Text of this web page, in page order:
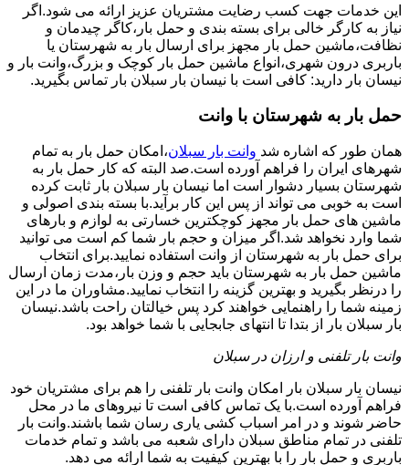
این خدمات جهت کسب رضایت مشتریان عزیز ارائه می شود.اگر
نیاز به کارگر خالی برای بسته بندی و حمل بار،کاگر چیدمان و
نظافت،ماشین حمل بار مجهز برای ارسال بار به شهرستان یا
باربری درون شهری،انواع ماشین حمل بار کوچک و بزرگ،وانت بار و
نیسان بار دارید: کافی است با نیسان بار سبلان بار تماس بگیرید.
حمل بار به شهرستان با وانت
همان طور که اشاره شد وانت بار سبلان،امکان حمل بار به تمام
شهرهای ایران را فراهم آورده است.صد البته که کار حمل بار به
شهرستان بسیار دشوار است اما نیسان بار سبلان بار ثابت کرده
است به خوبی می تواند از پس این کار برآید.با بسته بندی اصولی و
ماشین های حمل بار مجهز کوچکترین خسارتی به لوازم و بارهای
شما وارد نخواهد شد.اگر میزان و حجم بار شما کم است می توانید
برای حمل بار به شهرستان از وانت استفاده نمایید.برای انتخاب
ماشین حمل بار به شهرستان باید حجم و وزن بار،مدت زمان ارسال
را درنظر بگیرید و بهترین گزینه را انتخاب نمایید.مشاوران ما در این
زمینه شما را راهنمایی خواهند کرد پس خیالتان راحت باشد.نیسان
بار سبلان بار از بتدا تا انتهای جابجایی با شما خواهد بود.
وانت بار تلفنی و ارزان در سبلان
نیسان بار سبلان بار امکان وانت بار تلفنی را هم برای مشتریان خود
فراهم آورده است.با یک تماس کافی است تا نیروهای ما در محل
حاضر شوند و در امر اسباب کشی یاری رسان شما باشند.وانت بار
تلفنی در تمام مناطق سبلان دارای شعبه می باشد و تمام خدمات
باربری و حمل بار را با بهترین کیفیت به شما ارائه می دهد.